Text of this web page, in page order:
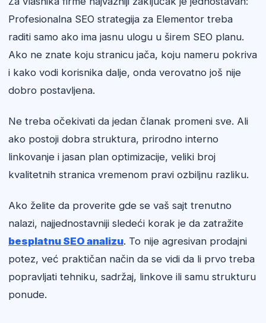
Profesionalna SEO strategija za Elementor treba
raditi samo ako ima jasnu ulogu u širem SEO planu.
Ako ne znate koju stranicu jača, koju nameru pokriva
i kako vodi korisnika dalje, onda verovatno još nije
dobro postavljena.
Ne treba očekivati da jedan članak promeni sve. Ali
ako postoji dobra struktura, prirodno interno
linkovanje i jasan plan optimizacije, veliki broj
kvalitetnih stranica vremenom pravi ozbiljnu razliku.
Ako želite da proverite gde se vaš sajt trenutno
nalazi, najjednostavniji sledeći korak je da zatražite
besplatnu SEO analizu. To nije agresivan prodajni
potez, već praktičan način da se vidi da li prvo treba
popravljati tehniku, sadržaj, linkove ili samu strukturu
ponude.